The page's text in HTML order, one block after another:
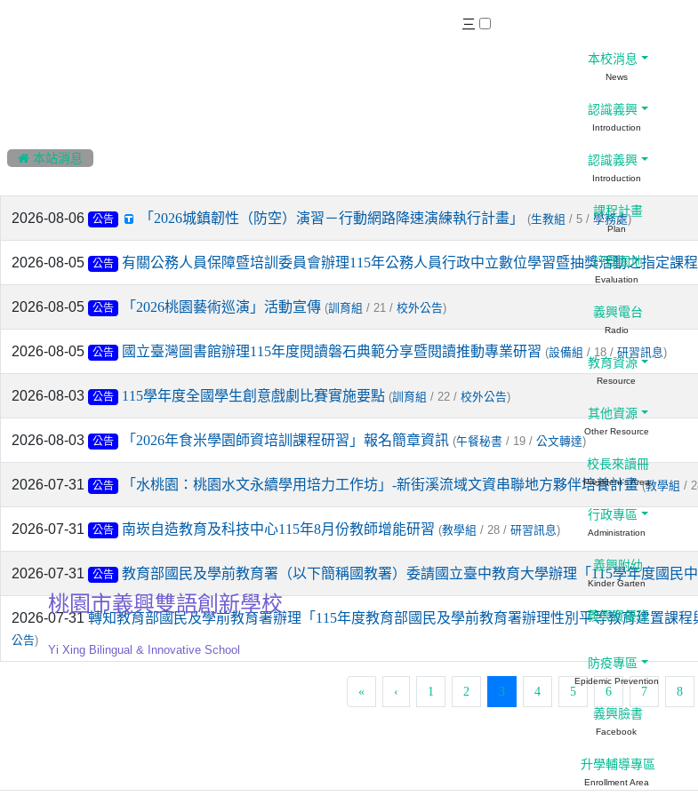
 本站消息
2026-08-06 公告 「2026城鎮韌性（防空）演習－行動網路降速演練執行計畫」 (生教組 / 5 / 學務處)
2026-08-05 公告 有關公務人員保障暨培訓委員會辦理115年公務人員行政中立數位學習暨抽獎活動之指定課
2026-08-05 公告 「2026桃園藝術巡演」活動宣傳 (訓育組 / 21 / 校外公告)
2026-08-05 公告 國立臺灣圖書館辦理115年度閱讀磐石典範分享暨閱讀推動專業研習 (設備組 / 18 / 研習訊息)
2026-08-03 公告 115學年度全國學生創意戲劇比賽實施要點 (訓育組 / 22 / 校外公告)
2026-08-03 公告 「2026年食米學園師資培訓課程研習」報名簡章資訊 (午餐秘書 / 19 / 公文轉達)
2026-07-31 公告 「水桃園：桃園水文永續學用培力工作坊」-新街溪流域文資串聯地方夥伴培養計畫 (教學組 /
2026-07-31 公告 南崁自造教育及科技中心115年8月份教師增能研習 (教學組 / 28 / 研習訊息)
2026-07-31 公告 教育部國民及學前教育署（以下簡稱國教署）委請國立臺中教育大學辦理「115學年度國民
2026-07-31轉知教育部國民及學前教育署辦理「115年度教育部國民及學前教育署辦理性別平等教育建置課
公告)
« ‹ 1 2 3(current)
4 5 6 7 8
桃園市義興雙語創新學校
Yi Xing Bilingual & Innovative School
三
本校消息
News
認識義興
Introduction
認識義興
Introduction
課程計畫
Plan
評鑑園地
Evaluation
義興電台
Radio
教育資源
Resource
其他資源
Other Resource
校長來讀冊
President's Area
行政專區
Administration
義興附幼
Kinder Garten
義興資優班
防疫專區
Epidemic Prevention
義興臉書
Facebook
升學輔導專區
Enrollment Area